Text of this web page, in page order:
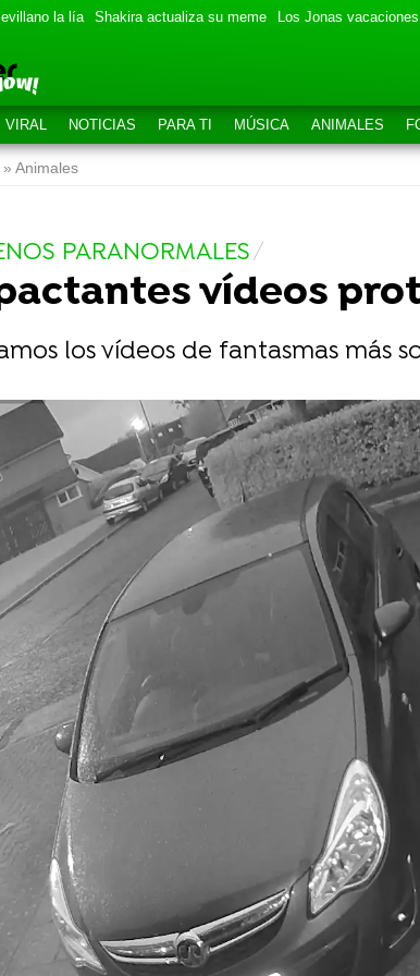
la lía Shakira actualiza su meme Los Jonas
VIRAL NOTICIAS PARA TI MÚSICA ANIMALES
» Animales
PARANORMALES
vídeos
los vídeos de fantasmas más